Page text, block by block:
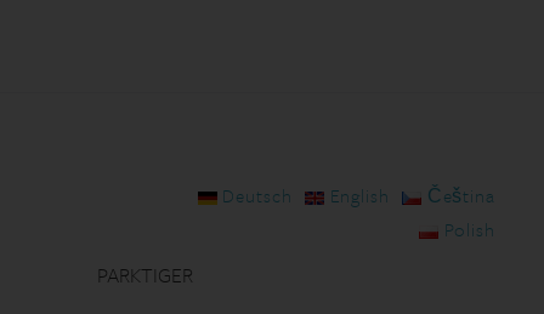
Deutsch English
Čeština
Polish
PARKTIGER